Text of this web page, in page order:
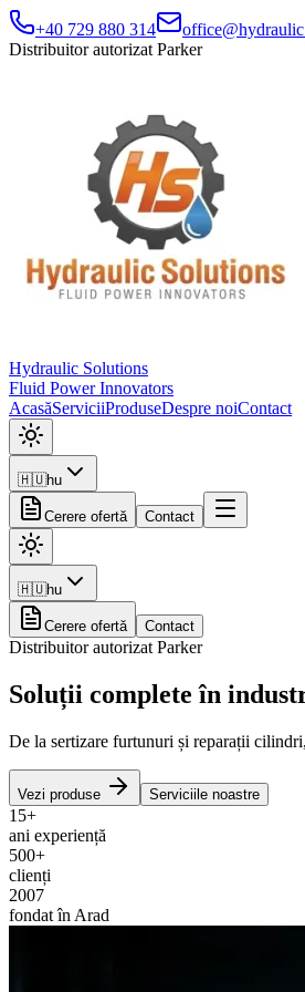
+40 729 880 314
Distribuitor autorizat Parker
Hydraulic Solutions
Fluid Power Innovators
AcasăServiciiProduseDespre noiContact
🇭🇺hu
Cerere ofertă Contact
🇭🇺hu
Cerere ofertă Contact
Distribuitor autorizat Parker
Soluții complete în
De la sertizare furtunuri și reparații
Vezi produse Serviciile noastre
15+
ani experiență
500+
clienți
2007
fondat în Arad